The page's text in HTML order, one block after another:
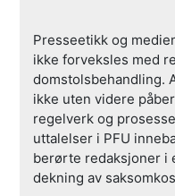
Presseetikk og
ikke forveksles med
domstolsbehandling.
ikke uten videre
regelverk og
uttalelser i PFU
berørte redaksjoner i
dekning av